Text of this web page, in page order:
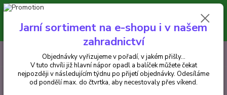
Minimální hodnota pro odeslání z e-shopu je 300 Kč.
V tuto chvíli již hlavní nápor objednávek opadl a balíček můžete čekat
nejpozději v následujícím týdnu po přijetí objednávky. Objednávky
vyřizujeme v pořadí, v jakém přišly...
Menu
CZK
+420 602 223 614
Jarní sortiment na e-shopu i v našem
zahradnictví
Objednávky vyřizujeme v pořadí, v jakém přišly...
V tuto chvíli již hlavní nápor opadl a balíček můžete čekat
nejpozději v následujícím týdnu po přijetí objednávky. Odesíláme
od pondělí max. do čtvrtka, aby necestovaly přes víkend.